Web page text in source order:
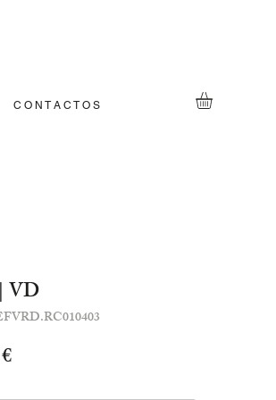
C O N T A C T O S
VD
Preço